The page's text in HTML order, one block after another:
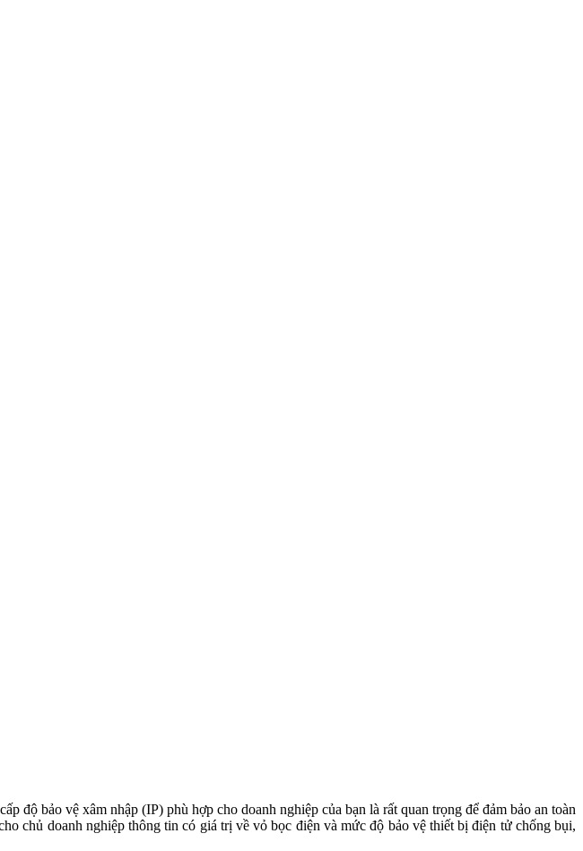
bảo vệ xâm nhập (IP) phù hợp cho doanh nghiệp của bạn là rất quan trọng để đảm bảo an toàn
chủ doanh nghiệp thông tin có giá trị về vỏ bọc điện và mức độ bảo vệ thiết bị điện tử chống bụi,